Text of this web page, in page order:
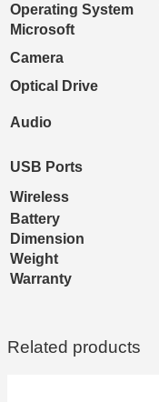
Operating System
Microsoft
Camera
Optical Drive
Audio
USB Ports
Wireless
Battery
Dimension
Weight
Warranty
Related products